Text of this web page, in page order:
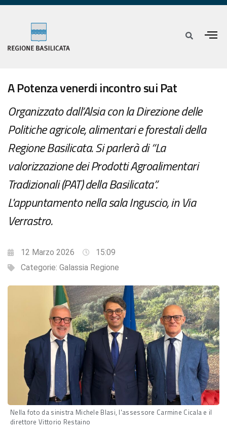
A Potenza venerdi incontro sui Pat
Organizzato dall’Alsia con la Direzione delle
Politiche agricole, alimentari e forestali della
Regione Basilicata. Si parlerà di “La
valorizzazione dei Prodotti Agroalimentari
Tradizionali (PAT) della Basilicata”.
L'appuntamento nella sala Inguscio, in Via
Verrastro.
12 Marzo 2026
15:09
Categorie: Galassia Regione
Nella foto da sinistra Michele Blasi, l'assessore Carmine Cicala e il
direttore Vittorio Restaino